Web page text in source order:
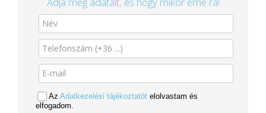
Az Adatkezelési tájékoztatót elolvastam és
elfogadom.